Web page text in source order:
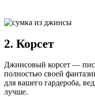
2. Корсет
Джинсовый корсет —
полностью своей
для вашего гардероба,
лучше.